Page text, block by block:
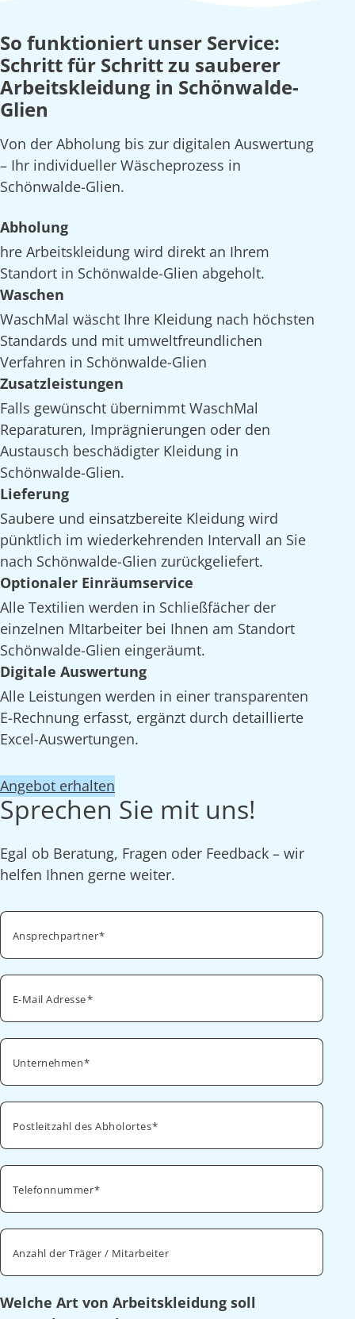
So funktioniert unser Service:
Schritt für Schritt zu sauberer
Arbeitskleidung in Schönwalde-
Glien
Von der Abholung bis zur digitalen Auswertung
– Ihr individueller Wäscheprozess in
Schönwalde-Glien.
Abholung
hre Arbeitskleidung wird direkt an Ihrem
Standort in Schönwalde-Glien abgeholt.
Waschen
WaschMal wäscht Ihre Kleidung nach höchsten
Standards und mit umweltfreundlichen
Verfahren in Schönwalde-Glien
Zusatzleistungen
Falls gewünscht übernimmt WaschMal
Reparaturen, Imprägnierungen oder den
Austausch beschädigter Kleidung in
Schönwalde-Glien.
Lieferung
Saubere und einsatzbereite Kleidung wird
pünktlich im wiederkehrenden Intervall an Sie
nach Schönwalde-Glien zurückgeliefert.
Optionaler Einräumservice
Alle Textilien werden in Schließfächer der
einzelnen MItarbeiter bei Ihnen am Standort
Schönwalde-Glien eingeräumt.
Digitale Auswertung
Alle Leistungen werden in einer transparenten
E-Rechnung erfasst, ergänzt durch detaillierte
Excel-Auswertungen.
Angebot erhalten
Sprechen Sie mit uns!
Egal ob Beratung, Fragen oder Feedback – wir
helfen Ihnen gerne weiter.
Ansprechpartner
E-Mail Adresse
Unternehmen
Postleitzahl des Abholortes
Telefonnummer
Anzahl der Träger / Mitarbeiter
Welche Art von Arbeitskleidung soll